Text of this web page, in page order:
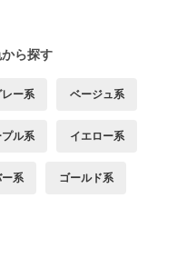
ら探す
レー系 ベージュ系
ル系 イエロー系
系 ゴールド系